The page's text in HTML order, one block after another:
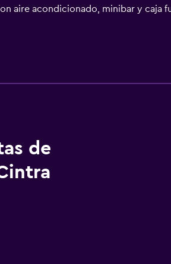
aire acondicionado, minibar y caja
de higiene personal gratuitos y
wifi gratis. Se ofrece servicio de
de